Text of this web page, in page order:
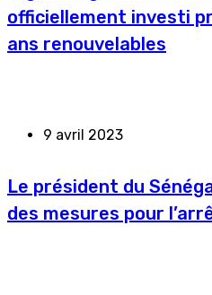
officiellement investi
ans renouvelables
9 avril 2023
Le président du
des mesures pour